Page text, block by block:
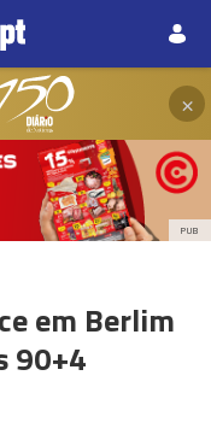
×
PUB
em Berlim
90+4